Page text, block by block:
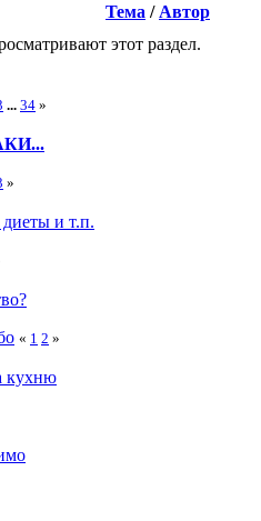
Тема / Автор
этот раздел.
... 34 »
»
и т.п.
« 1 2 »
кухню